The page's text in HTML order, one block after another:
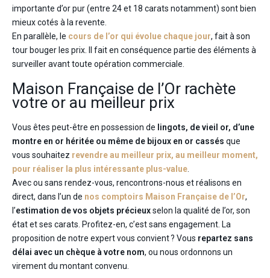
importante d’or pur (entre 24 et 18 carats notamment) sont bien
mieux cotés à la revente.
En parallèle, le cours de l’or qui évolue chaque jour, fait à son
tour bouger les prix. Il fait en conséquence partie des éléments à
surveiller avant toute opération commerciale.
Maison Française de l’Or rachète
votre or au meilleur prix
Vous êtes peut-être en possession de lingots, de vieil or, d’une
montre en or héritée ou même de bijoux en or cassés que
vous souhaitez revendre au meilleur prix, au meilleur moment,
pour réaliser la plus intéressante plus-value
Avec ou sans rendez-vous, rencontrons-nous et réalisons en
direct, dans l’un de nos comptoirs Maison Française de l’Or,
l’estimation de vos objets précieuxselon la qualité de l’or, son
état et ses carats. Profitez-en, c’est sans engagement. La
proposition de notre expert vous convient ? Vous repartez sans
délai avec un chèque à votre nom, ou nous ordonnons un
virement du montant convenu.